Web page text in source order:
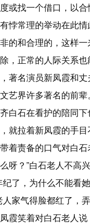
或找一个借口，以
悖常理的举动在此
的和合理的，这样
，正常的人际关系
著名演员新凤霞和
艺界许多著名的前
白石在看护的陪同
就拉着新凤霞的手
着责备的口气对白石
呀？”白石老人不高
纪了，为什么不能看
人家气得脸都红了，
霞笑着对白石老人说